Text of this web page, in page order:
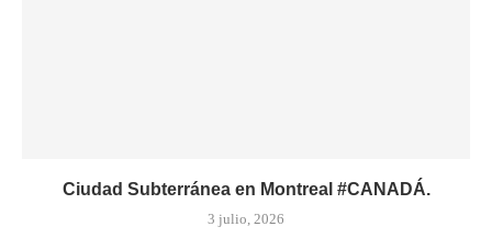
Ciudad Subterránea en Montreal #CANADÁ.
3 julio, 2026